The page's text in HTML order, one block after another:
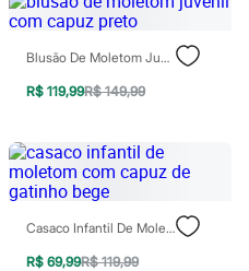
Blusão De Moletom Juvenil Com Capuz Preto
R$ 119,99R$ 149,99
Casaco Infantil De Moletom Com Capuz De Gatinho Bege
R$ 69,99R$ 119,99